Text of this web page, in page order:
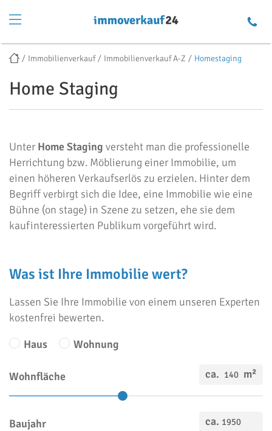
Immobilienverkauf Immobilienverkauf A-Z Homestaging
Home Staging
Unter Home Staging versteht man die professionelle
Herrichtung bzw. Möblierung einer Immobilie, um
einen höheren Verkaufserlös zu erzielen. Hinter dem
Begriff verbirgt sich die Idee, eine Immobilie wie eine
Bühne (on stage) in Szene zu setzen, ehe sie dem
kaufinteressierten Publikum vorgeführt wird.
Was ist Ihre Immobilie wert?
Lassen Sie Ihre Immobilie von einem unseren Experten
kostenfrei bewerten.
Haus
Wohnung
Wohnfläche ca. m²
Baujahr ca.